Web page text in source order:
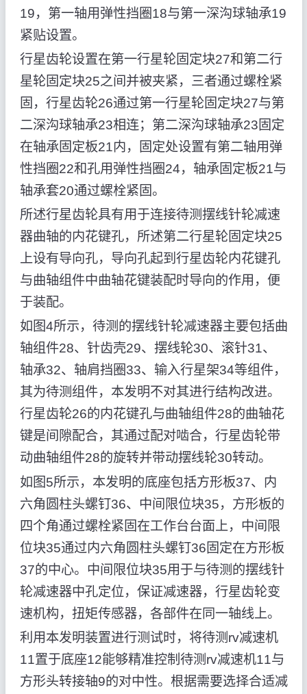
19，第一轴用弹性挡圈18与第一深沟球轴承19
紧贴设置。
行星齿轮设置在第一行星轮固定块27和第二行
星轮固定块25之间并被夹紧，三者通过螺栓紧
固，行星齿轮26通过第一行星轮固定块27与第
二深沟球轴承23相连；第二深沟球轴承23固定
在轴承固定板21内，固定处设置有第二轴用弹
性挡圈22和孔用弹性挡圈24，轴承固定板21与
轴承套20通过螺栓紧固。
所述行星齿轮具有用于连接待测摆线针轮减速
器曲轴的内花键孔，所述第二行星轮固定块25
上设有导向孔，导向孔起到行星齿轮内花键孔
与曲轴组件中曲轴花键装配时导向的作用，便
于装配。
如图4所示，待测的摆线针轮减速器主要包括曲
轴组件28、针齿壳29、摆线轮30、滚针31、
轴承32、轴肩挡圈33、输入行星架34等组件，
其为待测组件，本发明不对其进行结构改进。
行星齿轮26的内花键孔与曲轴组件28的曲轴花
键是间隙配合，其通过配对啮合，行星齿轮带
动曲轴组件28的旋转并带动摆线轮30转动。
如图5所示，本发明的底座包括方形板37、内
六角圆柱头螺钉36、中间限位块35，方形板的
四个角通过螺栓紧固在工作台台面上，中间限
位块35通过内六角圆柱头螺钉36固定在方形板
37的中心。中间限位块35用于与待测的摆线针
轮减速器中孔定位，保证减速器，行星齿轮变
速机构，扭矩传感器，各部件在同一轴线上。
利用本发明装置进行测试时，将待测rv减速机
11置于底座12能够精准控制待测rv减速机11与
方形头转接轴9的对中性。根据需要选择合适减